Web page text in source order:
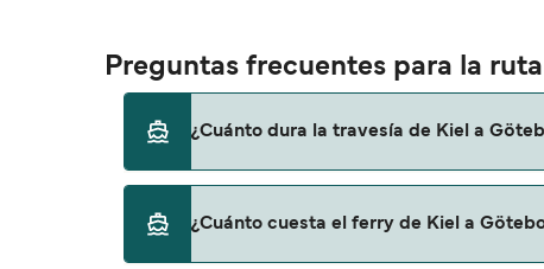
Preguntas frecuentes para la
¿Cuánto dura la travesía de Kiel a
temporada a otra, por lo que te
¿Cuánto cuesta el ferry de Kiel a